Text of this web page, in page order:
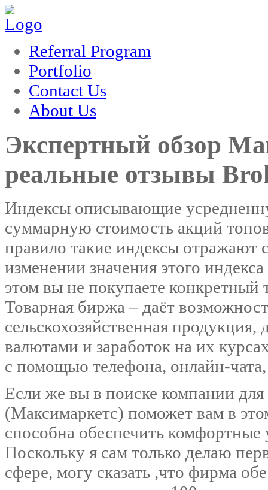
hacklink
Referral Program
Portfolio
Contact Us
About Us
Экспертный обзор
реальные отзывы
Индексы описывающие
суммарную стоимость акций
правило такие индексы отражают
изменении значения этого
этом вы не покупаете конкретный
Товарная биржа – даёт
сельскохозяйственная
валютами и заработок на их
с помощью телефона, онлайн-
Если же вы в поиске компании
(Максимаркетс) поможет вам в
способна обеспечить
Поскольку я сам только делаю
сфере, могу сказать ,что фирма